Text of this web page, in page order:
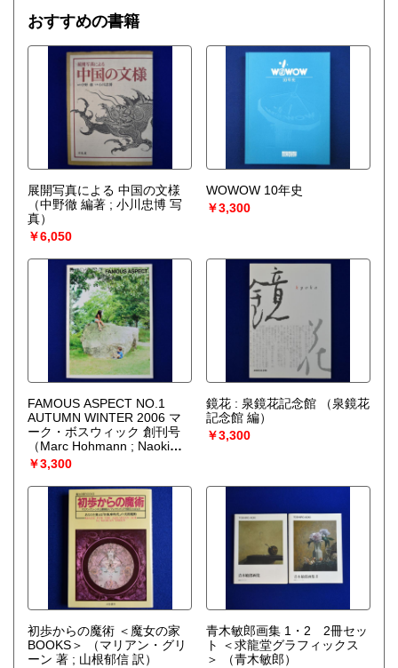
おすすめの書籍
展開写真による 中国の文様
（中野徹 編著 ; 小川忠博 写
真）
￥6,050
WOWOW 10年史
￥3,300
FAMOUS ASPECT NO.1
AUTUMN WINTER 2006 マ
ーク・ボスウィック 創刊号
（Marc Hohmann ; Naoki
Ishizaka, Mark Borthwick）
￥3,300
鏡花 : 泉鏡花記念館
（泉鏡花
記念館 編）
￥3,300
初歩からの魔術 ＜魔女の家
BOOKS＞
（マリアン・グリ
ーン 著 ; 山根郁信 訳）
青木敏郎画集 1・2 2冊セッ
ト ＜求龍堂グラフィックス
＞
（青木敏郎）